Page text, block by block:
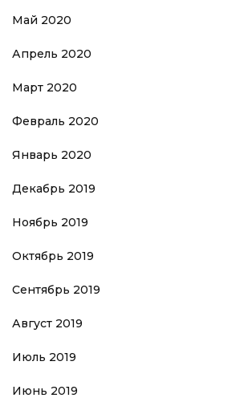
Май 2020
Апрель 2020
Март 2020
Февраль 2020
Январь 2020
Декабрь 2019
Ноябрь 2019
Октябрь 2019
Сентябрь 2019
Август 2019
Июль 2019
Июнь 2019